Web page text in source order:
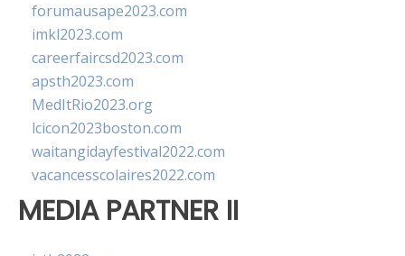
forumausape2023.com
imkl2023.com
careerfaircsd2023.com
apsth2023.com
MedItRio2023.org
lcicon2023boston.com
waitangidayfestival2022.com
vacancesscolaires2022.com
MEDIA PARTNER II